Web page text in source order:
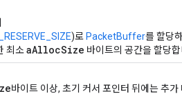
)로 PacketBuffer를 할당
최소aAllocSize 바이트의 공간을 할당합
바이트 이상, 초기 커서 포인터 뒤에는 추가